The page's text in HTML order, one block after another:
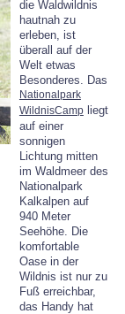
die Waldwildnis
hautnah zu
erleben, ist
überall auf der
Welt etwas
Besonderes. Das
Nationalpark
WildnisCampliegt
auf einer
sonnigen
Lichtung mitten
im Waldmeer des
Nationalpark
Kalkalpen auf
940 Meter
Seehöhe. Die
komfortable
Oase in der
Wildnis ist nur zu
Fuß erreichbar,
das Handy hat